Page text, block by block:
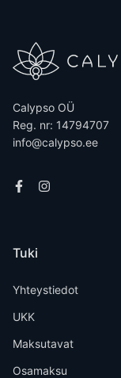
Calypso OÜ
Reg. nr: 14794707
info@calypso.ee
Tuki
Yhteystiedot
UKK
Maksutavat
Osamaksu